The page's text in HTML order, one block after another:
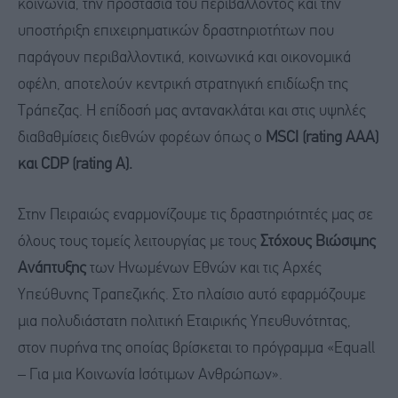
κοινωνία, την προστασία του περιβάλλοντος και την
υποστήριξη επιχειρηματικών δραστηριοτήτων που
παράγουν περιβαλλοντικά, κοινωνικά και οικονομικά
οφέλη, αποτελούν κεντρική στρατηγική επιδίωξη της
Τράπεζας. Η επίδοσή μας αντανακλάται και στις υψηλές
διαβαθμίσεις διεθνών φορέων όπως ο MSCI (rating AAA)
και CDP (rating A).
Στην Πειραιώς εναρμονίζουμε τις δραστηριότητές μας σε
όλους τους τομείς λειτουργίας με τους Στόχους Βιώσιμης
Ανάπτυξης των Ηνωμένων Εθνών και τις Αρχές
Υπεύθυνης Τραπεζικής. Στο πλαίσιο αυτό εφαρμόζουμε
μια πολυδιάστατη πολιτική Εταιρικής Υπευθυνότητας,
στον πυρήνα της οποίας βρίσκεται το πρόγραμμα «Equall
– Για μια Κοινωνία Ισότιμων Ανθρώπων».